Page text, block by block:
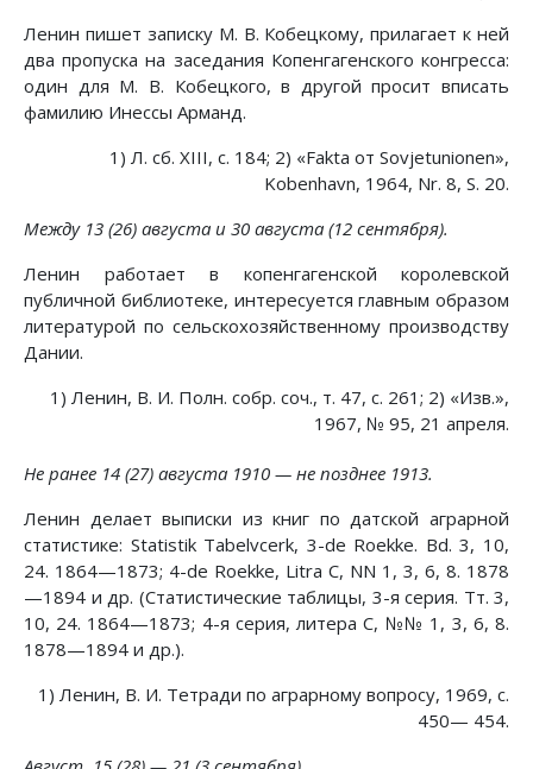
Ленин пишет записку М. В. Кобецкому, прилагает к ней
два пропуска на заседания Копенгагенского конгресса:
один для М. В. Кобецкого, в другой просит вписать
фамилию Инессы Арманд.
1) Л. сб. XIII, с. 184; 2) «Fakta от Sovjetunionen»,
Kobenhavn, 1964, Nr. 8, S. 20.
Между 13 (26) августа и 30 августа (12 сентября).
Ленин работает в копенгагенской королевской
публичной библиотеке, интересуется главным образом
литературой по сельскохозяйственному производству
Дании.
1) Ленин, В. И. Полн. собр. соч., т. 47, с. 261; 2) «Изв.»,
1967, № 95, 21 апреля.
Не ранее 14 (27) августа 1910 — не позднее 1913.
Ленин делает выписки из книг по датской аграрной
статистике: Statistik Tabelvcerk, 3-de Roekke. Bd. 3, 10,
24. 1864—1873; 4-de Roekke, Litra C, NN 1, 3, 6, 8. 1878
—1894 и др. (Статистические таблицы, 3-я серия. Тт. 3,
10, 24. 1864—1873; 4-я серия, литера С, №№ 1, 3, 6, 8.
1878—1894 и др.).
1) Ленин, В. И. Тетради по аграрному вопросу, 1969, с.
450— 454.